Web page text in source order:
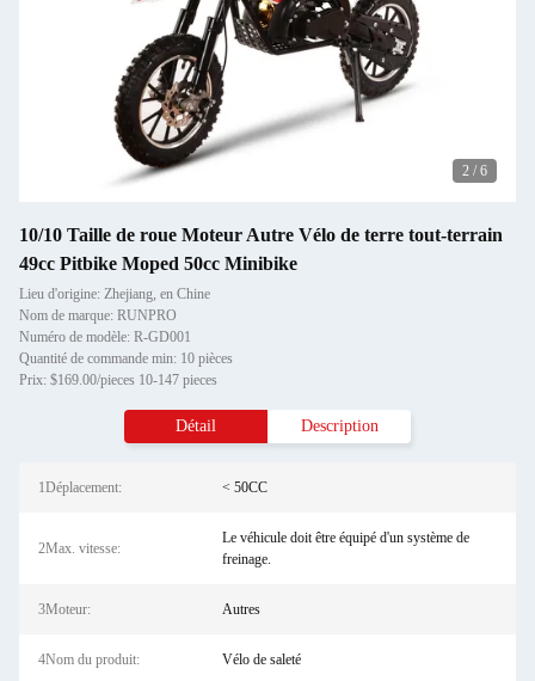
2 / 6
10/10 Taille de roue Moteur Autre Vélo de terre tout-terrain
49cc Pitbike Moped 50cc Minibike
Lieu d'origine: Zhejiang, en Chine
Nom de marque: RUNPRO
Numéro de modèle: R-GD001
Quantité de commande min: 10 pièces
Prix: $169.00/pieces 10-147 pieces
Détail Description
1Déplacement: < 50CC
2Max. vitesse:
Le véhicule doit être équipé d'un système de
freinage.
3Moteur: Autres
4Nom du produit: Vélo de saleté